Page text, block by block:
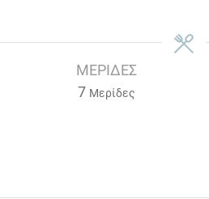
ΜΕΡΊΔΕΣ
7 Μερίδες